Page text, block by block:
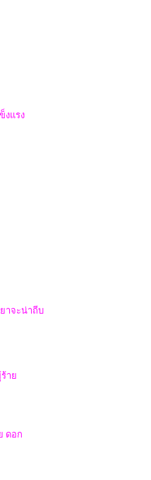
งแรง
าจะน่าถีบ
าย
ดอก